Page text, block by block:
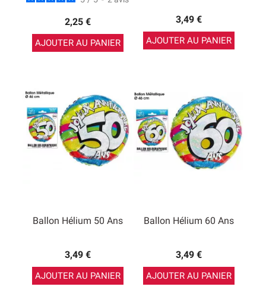
2,25 €
AJOUTER AU PANIER
3,49 €
AJOUTER AU PANIER
Ballon Hélium 50 Ans
3,49 €
AJOUTER AU PANIER
Ballon Hélium 60 Ans
3,49 €
AJOUTER AU PANIER